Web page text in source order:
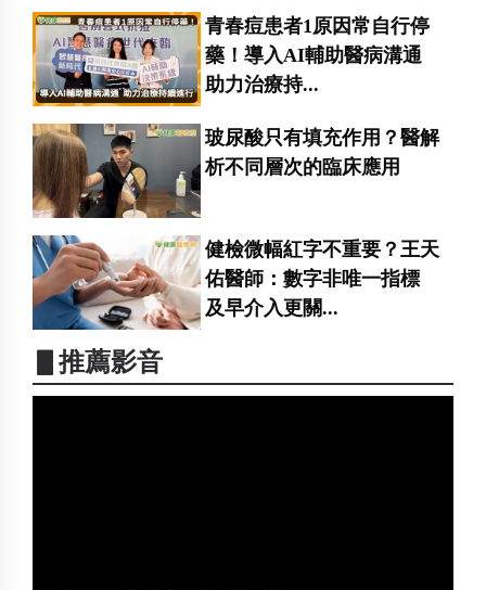
青春痘患者1原因常自行停
藥！導入AI輔助醫病溝通
助力治療持...
玻尿酸只有填充作用？醫解
析不同層次的臨床應用
健檢微幅紅字不重要？王天
佑醫師：數字非唯一指標
及早介入更關...
▋推薦影音